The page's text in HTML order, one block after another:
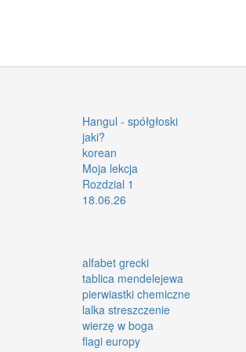
Hangul - spółgłoski
jaki?
korean
Moja lekcja
Rozdzial 1
18.06.26
alfabet grecki
tablica mendelejewa
pierwiastki chemiczne
lalka streszczenie
wierzę w boga
flagi europy